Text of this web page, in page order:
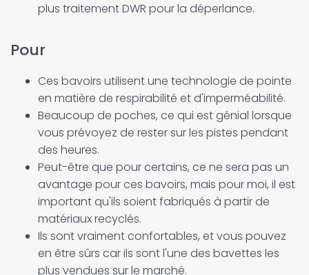
plus traitement DWR pour la déperlance.
Pour
Ces bavoirs utilisent une technologie de pointe
en matière de respirabilité et d'imperméabilité.
Beaucoup de poches, ce qui est génial lorsque
vous prévoyez de rester sur les pistes pendant
des heures.
Peut-être que pour certains, ce ne sera pas un
avantage pour ces bavoirs, mais pour moi, il est
important qu'ils soient fabriqués à partir de
matériaux recyclés.
Ils sont vraiment confortables, et vous pouvez
en être sûrs car ils sont l'une des bavettes les
plus vendues sur le marché.